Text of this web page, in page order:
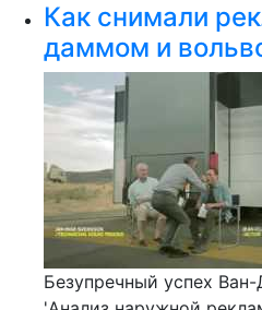
Как снимали
даммом и
Безупречный успех